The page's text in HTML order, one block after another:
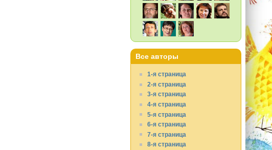
Все авторы
1-я страница
2-я страница
3-я страница
4-я страница
5-я страница
6-я страница
7-я страница
8-я страница